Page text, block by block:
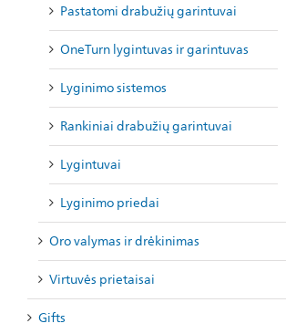
Pastatomi drabužių garintuvai
OneTurn lygintuvas ir garintuvas
Lyginimo sistemos
Rankiniai drabužių garintuvai
Lygintuvai
Lyginimo priedai
Oro valymas ir drėkinimas
Virtuvės prietaisai
Gifts